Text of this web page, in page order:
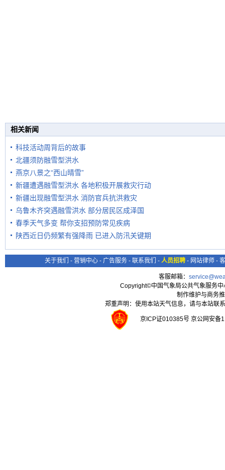
相关新闻
科技活动周背后的故事
北疆须防融雪型洪水
燕京八景之“西山晴雪”
新疆遭遇融雪型洪水 各地积极开展救灾行动
新疆出现融雪型洪水 消防官兵抗洪救灾
乌鲁木齐突遇融雪洪水 部分居民区成泽国
春季天气多变 帮你支招预防常见疾病
陕西近日仍频繁有强降雨 已进入防汛关键期
关于我们 - 营销中心 - 广告服务 - 联系我们 - 人员招聘 - 网站律师 -
客服邮箱：
Copyright©中国气象局公共气象服务
制作维护与商务
郑重声明：使用本站天气信息，请与本站联
京ICP证010385号 京公网安备